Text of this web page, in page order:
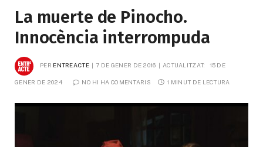
La muerte de Pinocho.
Innocència interrompuda
PER ENTREACTE 7 DE GENER DE 2016 ACTUALITZAT: 15 DE
GENER DE 2024 NO HI HA COMENTARIS 1 MINUT DE LECTURA